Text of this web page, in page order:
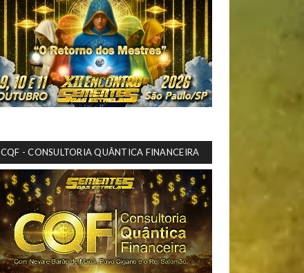
CQF - CONSULTORIA QUÂNTICA FINANCEIRA